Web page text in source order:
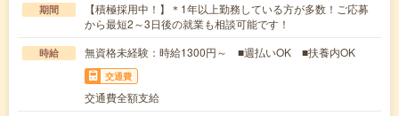
期間
【積極採用中！】＊1年以上勤務している方が多数！ご応募
から最短2～3日後の就業も相談可能です！
時給 無資格未経験：時給1300円～ ■週払いOK ■扶養内OK
交通費
交通費全額支給